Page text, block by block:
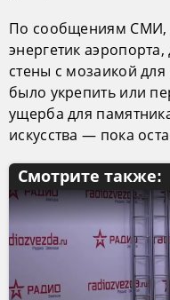
По сообщениям СМИ,
энергетик
стены с мозаикой
было укрепить или
ущерба для
искусства — пока
Смотрите также: